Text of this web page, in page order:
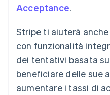
Acceptance.
Stripe ti aiuterà
con funzionalità
dei tentativi basata
beneficiare delle sue
aumentare i tassi di